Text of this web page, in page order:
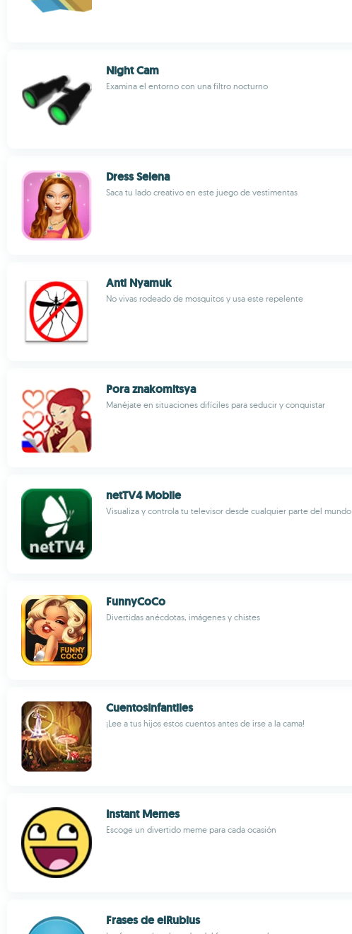
Night Cam
Examina el entorno con una filtro nocturno
Dress Selena
Saca tu lado creativo en este juego de vestimentas
Anti Nyamuk
No vivas rodeado de mosquitos y usa este repelente
Pora znakomitsya
Manéjate en situaciones difíciles para seducir y conquistar
netTV4 Mobile
Visualiza y controla tu televisor desde cualquier parte del mundo
FunnyCoCo
Divertidas anécdotas, imágenes y chistes
CuentosInfantiles
¡Lee a tus hijos estos cuentos antes de irse a la cama!
Instant Memes
Escoge un divertido meme para cada ocasión
Frases de elRubius